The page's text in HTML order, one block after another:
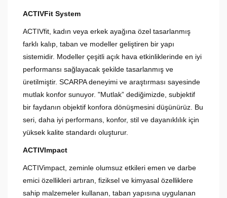
ACTIVFit System
ACTIVfit, kadın veya erkek ayağına özel tasarlanmış
farklı kalıp, taban ve modeller geliştiren bir yapı
sistemidir. Modeller çeşitli açık hava etkinliklerinde en iyi
performansı sağlayacak şekilde tasarlanmış ve
üretilmiştir. SCARPA deneyimi ve araştırması sayesinde
mutlak konfor sunuyor. "Mutlak” dediğimizde, subjektif
bir faydanın objektif konfora dönüşmesini düşünürüz. Bu
seri, daha iyi performans, konfor, stil ve dayanıklılık için
yüksek kalite standardı oluşturur.
ACTIVImpact
ACTIVimpact, zeminle olumsuz etkileri emen ve darbe
emici özellikleri artıran, fiziksel ve kimyasal özelliklere
sahip malzemeler kullanan, taban yapısına uygulanan